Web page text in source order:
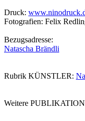
Druck:
Fotografien: Felix
Bezugsadresse:
Natascha Brändli
Rubrik KÜNSTLER:
Weitere